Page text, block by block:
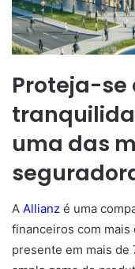
Proteja-se
uma das
A Allianz é uma
financeiros com mais
presente em mais de